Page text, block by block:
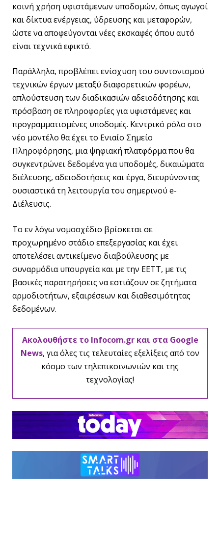
κοινή χρήση υφιστάμενων υποδομών, όπως αγωγοί
και δίκτυα ενέργειας, ύδρευσης και μεταφορών,
ώστε να αποφεύγονται νέες εκσκαφές όπου αυτό
είναι τεχνικά εφικτό.
Παράλληλα, προβλέπει ενίσχυση του συντονισμού
τεχνικών έργων μεταξύ διαφορετικών φορέων,
απλούστευση των διαδικασιών αδειοδότησης και
πρόσβαση σε πληροφορίες για υφιστάμενες και
προγραμματισμένες υποδομές. Κεντρικό ρόλο στο
νέο μοντέλο θα έχει το Ενιαίο Σημείο
Πληροφόρησης, μια ψηφιακή πλατφόρμα που θα
συγκεντρώνει δεδομένα για υποδομές, δικαιώματα
διέλευσης, αδειοδοτήσεις και έργα, διευρύνοντας
ουσιαστικά τη λειτουργία του σημερινού e-
Διέλευσις.
Το εν λόγω νομοσχέδιο βρίσκεται σε
προχωρημένο στάδιο επεξεργασίας και έχει
αποτελέσει αντικείμενο διαβούλευσης με
συναρμόδια υπουργεία και με την ΕΕΤΤ, με τις
βασικές παρατηρήσεις να εστιάζουν σε ζητήματα
αρμοδιοτήτων, εξαιρέσεων και διαθεσιμότητας
δεδομένων.
Ακολουθήστε το Infocom.gr και στα Google
News, για όλες τις τελευταίες εξελίξεις από τον
κόσμο των τηλεπικοινωνιών και της
τεχνολογίας!